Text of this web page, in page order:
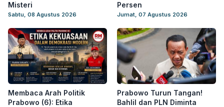
Misteri
Sabtu, 08 Agustus 2026
Persen
Jumat, 07 Agustus 2026
Membaca Arah Politik
Prabowo (6): Etika
Prabowo Turun Tangan!
Bahlil dan PLN Diminta